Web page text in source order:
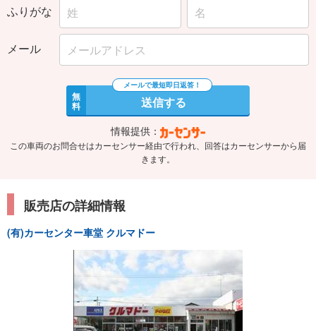
ふりがな
メール
無
料 送信する
情報提供：
この車両のお問合せはカーセンサー経由で行われ、回答はカーセンサーから届
きます。
販売店の詳細情報
(有)カーセンター車堂 クルマドー